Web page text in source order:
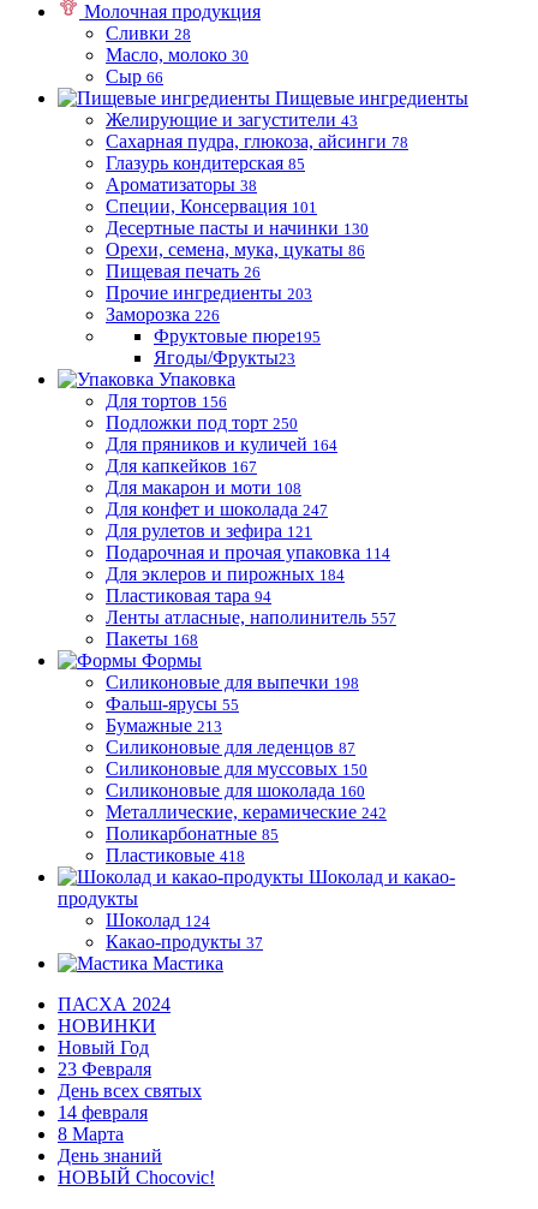
Молочная продукция
Сливки 28
Масло, молоко 30
Сыр 66
Пищевые ингредиенты
Желирующие и загустители 43
Сахарная пудра, глюкоза, айсинги 78
Глазурь кондитерская 85
Ароматизаторы 38
Специи, Консервация 101
Десертные пасты и начинки 130
Орехи, семена, мука, цукаты 86
Пищевая печать 26
Прочие ингредиенты 203
Заморозка 226
Фруктовые пюре195
Ягоды/Фрукты23
Упаковка
Для тортов 156
Подложки под торт 250
Для пряников и куличей 164
Для капкейков 167
Для макарон и моти 108
Для конфет и шоколада 247
Для рулетов и зефира 121
Подарочная и прочая упаковка 114
Для эклеров и пирожных 184
Пластиковая тара 94
Ленты атласные, наполинитель 557
Пакеты 168
Формы
Силиконовые для выпечки 198
Фальш-ярусы 55
Бумажные 213
Силиконовые для леденцов 87
Силиконовые для муссовых 150
Силиконовые для шоколада 160
Металлические, керамические 242
Поликарбонатные 85
Пластиковые 418
Шоколад и какао-
продукты
Шоколад 124
Какао-продукты 37
Мастика
ПАСХА 2024
НОВИНКИ
Новый Год
23 Февраля
День всех святых
14 февраля
8 Марта
День знаний
НОВЫЙ Chocovic!